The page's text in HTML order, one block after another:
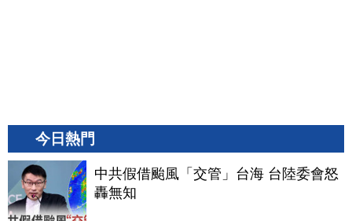
今日熱門
中共假借颱風「交管」台海 台陸委會怒
轟無知